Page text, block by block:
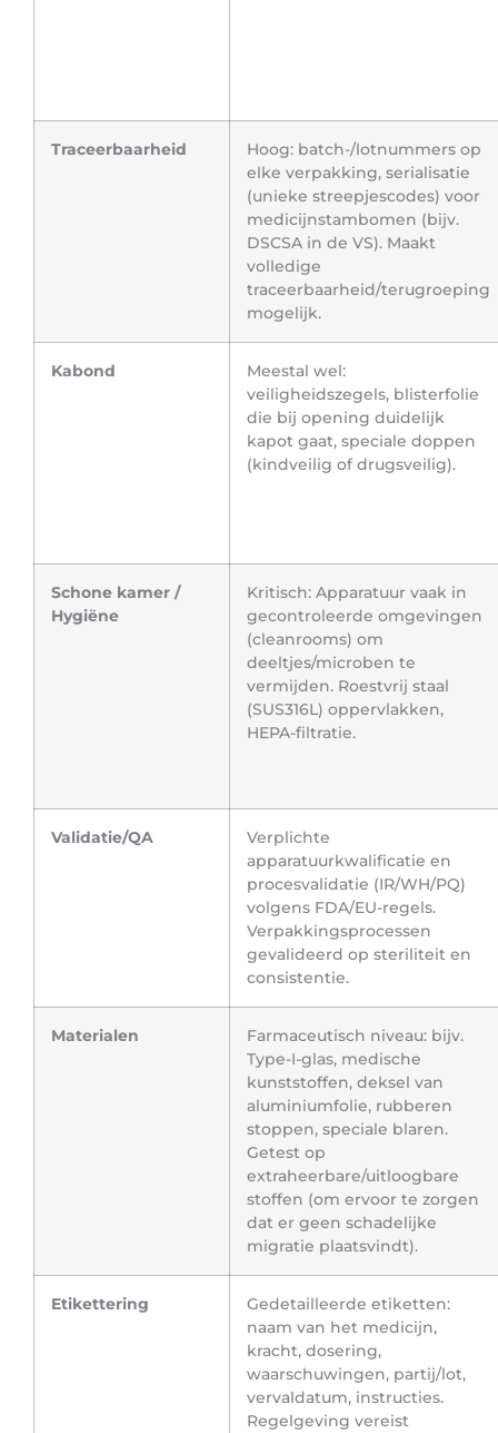
Traceerbaarheid
Hoog: batch-/lotnummers op
elke verpakking, serialisatie
(unieke streepjescodes) voor
medicijnstambomen (bijv.
DSCSA in de VS). Maakt
volledige
traceerbaarheid/terugroeping
mogelijk.
Kabond
Meestal wel:
veiligheidszegels, blisterfolie
die bij opening duidelijk
kapot gaat, speciale doppen
(kindveilig of drugsveilig).
Schone kamer /
Hygiëne
Kritisch: Apparatuur vaak in
gecontroleerde omgevingen
(cleanrooms) om
deeltjes/microben te
vermijden. Roestvrij staal
(SUS316L) oppervlakken,
HEPA-filtratie.
Validatie/QA
Verplichte
apparatuurkwalificatie en
procesvalidatie (IR/WH/PQ)
volgens FDA/EU-regels.
Verpakkingsprocessen
gevalideerd op steriliteit en
consistentie.
Materialen
Farmaceutisch niveau: bijv.
Type-I-glas, medische
kunststoffen, deksel van
aluminiumfolie, rubberen
stoppen, speciale blaren.
Getest op
extraheerbare/uitloogbare
stoffen (om ervoor te zorgen
dat er geen schadelijke
migratie plaatsvindt).
Etikettering
Gedetailleerde etiketten:
naam van het medicijn,
kracht, dosering,
waarschuwingen, partij/lot,
vervaldatum, instructies.
Regelgeving vereist